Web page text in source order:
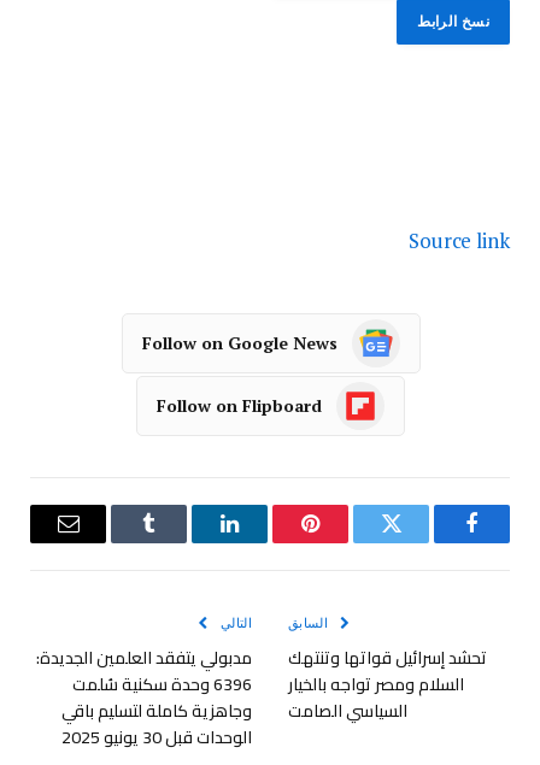
نسخ الرابط
Source link
Follow on Google News
Follow on Flipboard
فيسبوك تويتر بينتيريستلينكدإن Tumblr
البريد
السابق
تحشد إسرائيل قواتها وتنتهك
السلام ومصر تواجه بالخيار
السياسي الصامت
التالي
مدبولي يتفقد العلمين الجديدة:
6396 وحدة سكنية سُلمت
وجاهزية كاملة لتسليم باقي
الوحدات قبل 30 يونيو 2025